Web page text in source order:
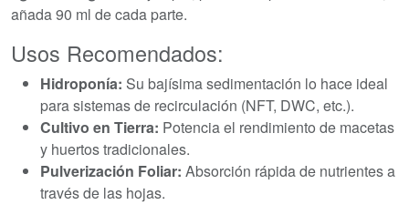
añada 90 ml de cada parte.
Usos Recomendados:
Hidroponía: Su bajísima sedimentación lo hace ideal
para sistemas de recirculación (NFT, DWC, etc.).
Cultivo en Tierra: Potencia el rendimiento de macetas
y huertos tradicionales.
Pulverización Foliar: Absorción rápida de nutrientes a
través de las hojas.